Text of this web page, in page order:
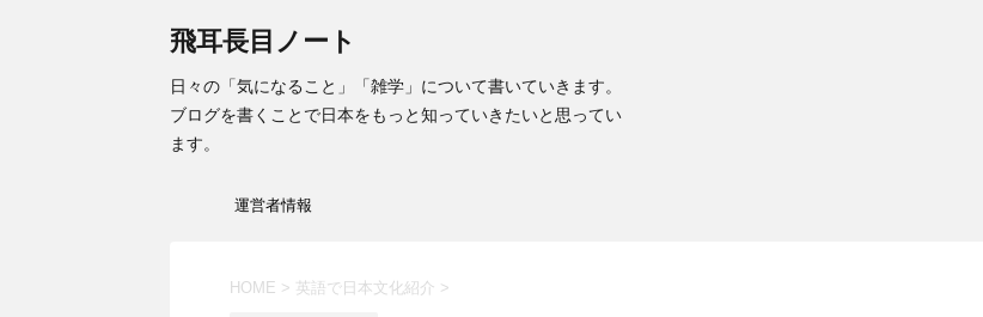
飛耳長目ノート
日々の「気になること」「雑学」について書いていきます。
ブログを書くことで日本をもっと知っていきたいと思ってい
ます。
運営者情報
HOME > 英語で日本文化紹介 >